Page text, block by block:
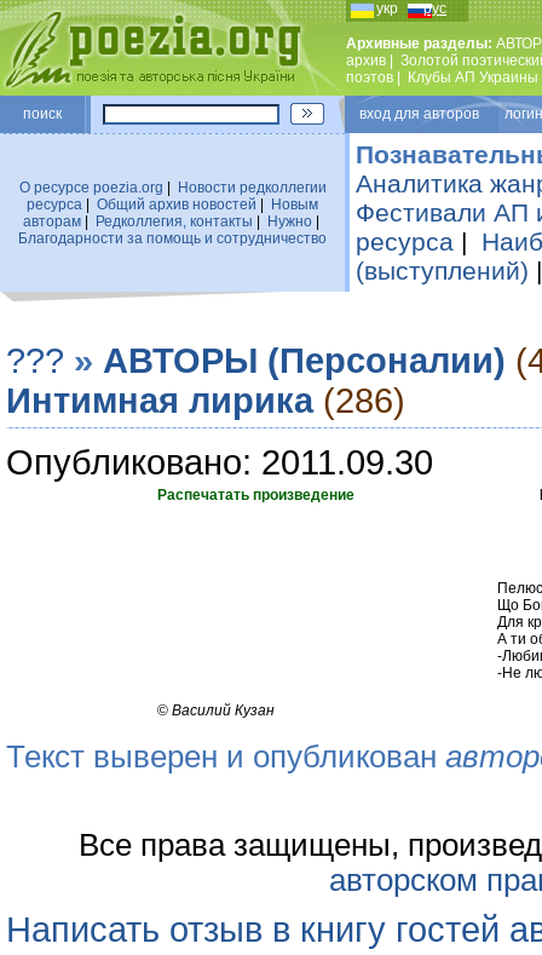
укр рус
Архивные разделы:
архив
Золотой
поэтов
Клубы АП Украины
поиск вход для авторов
О ресурсе poezia.org
Новости редколлегии
ресурса
Общий архив новостей
Новым
авторам| Редколлегия, контакты Нужно|
Благодарности за помощь и сотрудничество
Аналитика
Фестивали АП
ресурса |
(выступлений)
??? » АВТОРЫ (Персоналии)
Интимная лирика (286)
Опубликовано: 2011.09.30
Распечатать произведение
Що
Для
А ти
-
-Не
© Василий Кузан
Текст выверен и опубликован
Все права защищены,
авторском
Написать отзыв в книгу гостей